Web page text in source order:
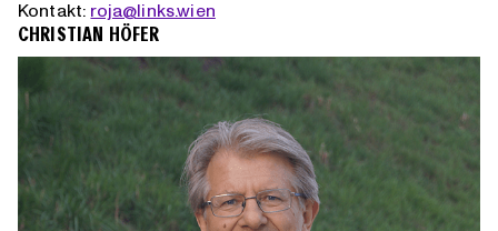
Kontakt: roja@links.wien
CHRISTIAN HÖFER